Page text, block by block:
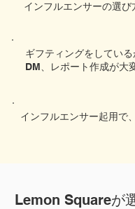
インフルエンサーの選
ギフティングをしてい
DM、レポート作成が大
インフルエンサー起用で
Lemon Squareが